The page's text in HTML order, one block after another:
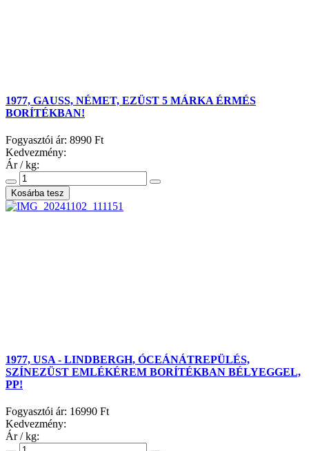
1977, GAUSS, NÉMET, EZÜST 5 MÁRKA ÉRMÉS
BORÍTÉKBAN!
Fogyasztói ár: 8990 Ft
Kedvezmény:
Ár / kg:
1977, USA - LINDBERGH, ÓCEÁNÁTREPÜLÉS,
SZÍNEZÜST EMLÉKÉREM BORÍTÉKBAN BÉLYEGGEL,
PP!
Fogyasztói ár: 16990 Ft
Kedvezmény:
Ár / kg: